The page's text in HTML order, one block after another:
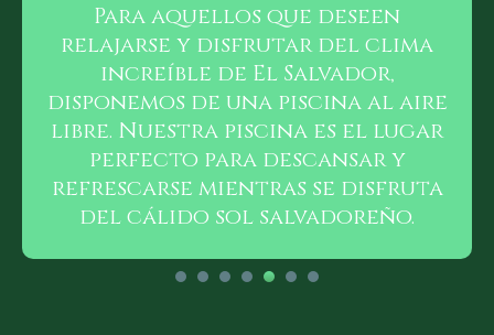
Para los amantes del ejercicio
encontrar un lugar especial
para seguir en forma.